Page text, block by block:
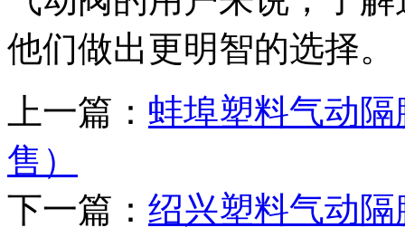
他们做出更明智的选择。
上一篇： 蚌埠塑料气动
售）
下一篇： 绍兴塑料气动